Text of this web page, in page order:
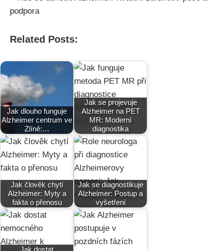
Related Posts:
Jak dlouho funguje
Alzheimer centrum ve
Zlíně:…
Jak se projevuje
Alzheimer na PET
MR: Moderní
diagnostika
Jak člověk chytí
Alzheimer: Myty a
fakta o přenosu
Jak se diagnostikuje
Alzheimer: Postup a
vyšetření
Jak dostat